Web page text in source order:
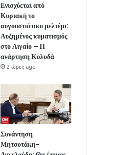
Ενισχύεται από
Κυριακή το
αυγουστιάτικο μελτέμι:
Αυξημένος κυματισμός
στο Αιγαίο – Η
ανάρτηση Κολυδά
2 ώρες ago
Συνάντηση
Μητσοτάκη-